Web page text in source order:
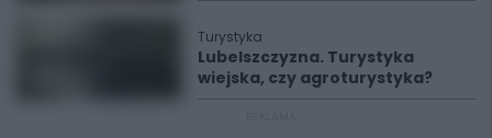
Turystyka
Lubelszczyzna. Turystyka
wiejska, czy agroturystyka?